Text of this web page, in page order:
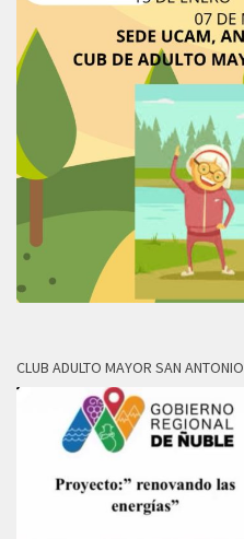
CLUB ADULTO MAYOR SAN ANTONIO